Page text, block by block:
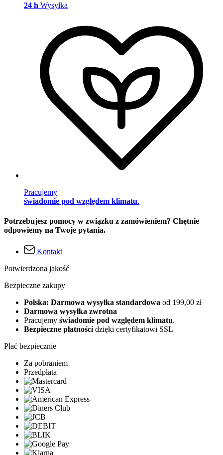
24 h Wysyłka
Pracujemy
świadomie pod względem klimatu.
Potrzebujesz pomocy w związku z zamówieniem? Chętnie
odpowiemy na Twoje pytania.
Kontakt
Potwierdzona jakość
Bezpieczne zakupy
Polska: Darmowa wysyłka standardowa od 199,00 zł
Darmowa wysyłka zwrotna
Pracujemy świadomie pod względem klimatu.
Bezpieczne płatności dzięki certyfikatowi SSL
Płać bezpiecznie
Za pobraniem
Przedpłata